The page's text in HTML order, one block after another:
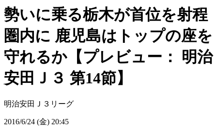
勢いに乗る栃木が首位を射程
圏内に 鹿児島はトップの座を
守れるか【プレビュー： 明治
安田Ｊ３ 第14節】
明治安田Ｊ３リーグ
2016/6/24 (金) 20:45